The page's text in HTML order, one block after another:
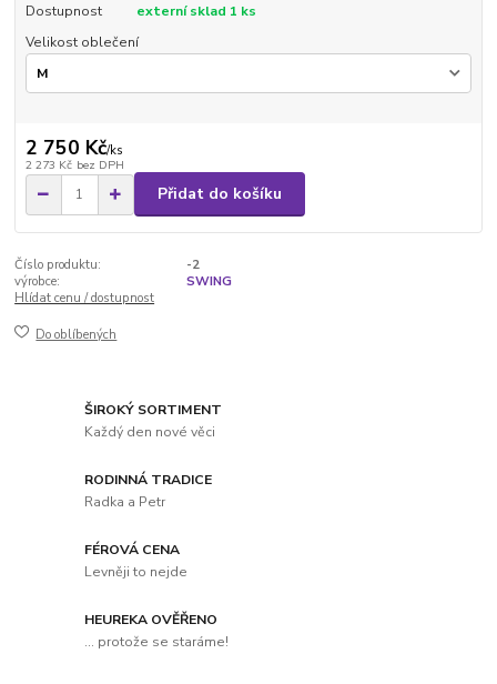
Dostupnost
externí sklad 1 ks
Velikost oblečení
2 750 Kč/ks
2 273 Kč bez DPH
Přidat do košíku
Číslo produktu:
-2
výrobce:
SWING
Hlídat cenu / dostupnost
Do oblíbených
ŠIROKÝ SORTIMENT
Každý den nové věci
RODINNÁ TRADICE
Radka a Petr
FÉROVÁ CENA
Levněji to nejde
HEUREKA OVĚŘENO
... protože se staráme!